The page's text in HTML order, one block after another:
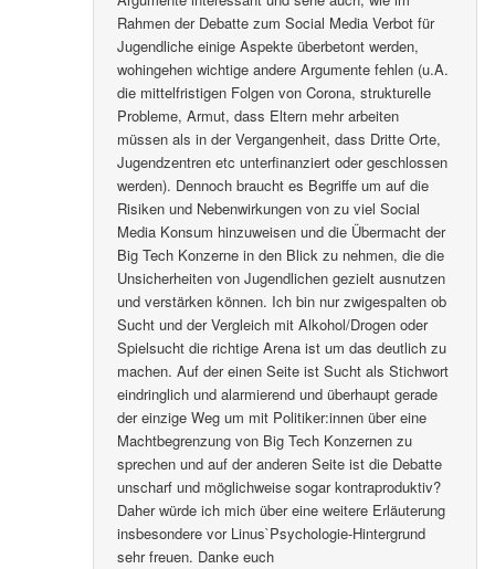
Rahmen der Debatte zum Social Media Verbot für
Jugendliche einige Aspekte überbetont werden,
wohingehen wichtige andere Argumente fehlen (u.A.
die mittelfristigen Folgen von Corona, strukturelle
Probleme, Armut, dass Eltern mehr arbeiten
müssen als in der Vergangenheit, dass Dritte Orte,
Jugendzentren etc unterfinanziert oder geschlossen
werden). Dennoch braucht es Begriffe um auf die
Risiken und Nebenwirkungen von zu viel Social
Media Konsum hinzuweisen und die Übermacht der
Big Tech Konzerne in den Blick zu nehmen, die die
Unsicherheiten von Jugendlichen gezielt ausnutzen
und verstärken können. Ich bin nur zwigespalten ob
Sucht und der Vergleich mit Alkohol/Drogen oder
Spielsucht die richtige Arena ist um das deutlich zu
machen. Auf der einen Seite ist Sucht als Stichwort
eindringlich und alarmierend und überhaupt gerade
der einzige Weg um mit Politiker:innen über eine
Machtbegrenzung von Big Tech Konzernen zu
sprechen und auf der anderen Seite ist die Debatte
unscharf und möglichweise sogar kontraproduktiv?
Daher würde ich mich über eine weitere Erläuterung
insbesondere vor Linus`Psychologie-Hintergrund
sehr freuen. Danke euch